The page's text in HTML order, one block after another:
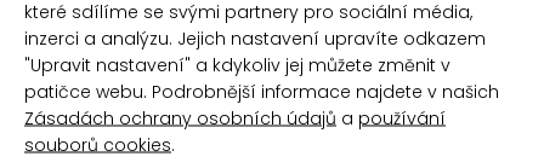
které sdílíme se svými partnery pro sociální média,
inzerci a analýzu. Jejich nastavení upravíte odkazem
"Upravit nastavení" a kdykoliv jej můžete změnit v
patičce webu. Podrobnější informace najdete v našich
Zásadách ochrany osobních údajů a používání
souborů cookies.